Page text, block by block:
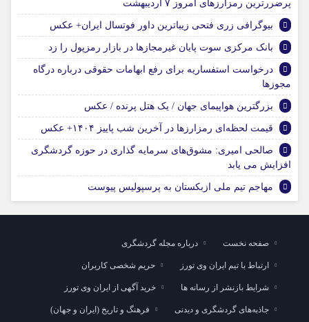
پرضررترین رمزارزهای امروز ۷ اردیبهشت
بیوگرافی زری فتحی زیباترین داور فوتسال ایران+ عکس
بانک مرکزی سوت پایان غیرمجازها در بازار رمزپول را زد
درخواست استفساریه برای رفع ابهامات حقوقی درباره درگاه
مجوزها
بزرگترین هواپیمای جهان / یک هتل پرنده / عکس
قیمت لحظه‌ای رمزارز‌ها در آخرین شب پاییز ۱۴۰۴+ عکس
صالحی امیری: مشوق‌های سرمایه گذاری در حوزه گردشگری
افزایش می یابد
مهاجم تیم ملی ازبکستان به پرسپولیس پیوست
صفحه نخست درباره مجله گردشگری
ارتباط با تیم ایران وی تورز حریم شخصی کاربران
شرایط بازنشر از رسانه ها خرید آگهی از ایران وی تورز
جاذبه‌های گردشگری و دیدنی فرهنگ و تاریخ (ایران و جهان)